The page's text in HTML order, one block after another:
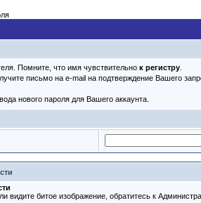
Помните, что имя чувствительно к регистру
письмо на e-mail на подтверждение Вашего
нового пароля для Вашего аккаунта.
видите битое изображение, обратитесь к